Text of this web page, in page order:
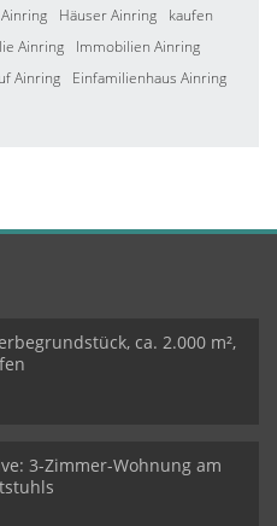
Häuser Ainring
kaufen
Ainring
Immobilien Ainring
Ainring
Einfamilienhaus Ainring
ca. 2.000 m²,
3-Zimmer-Wohnung am